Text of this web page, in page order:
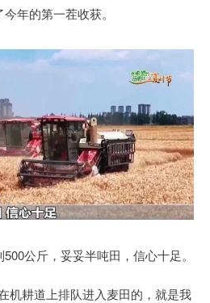
年的第一茬收获。
公斤，妥妥半吨田，信心十足。
机耕道上排队进入麦田的，就是我